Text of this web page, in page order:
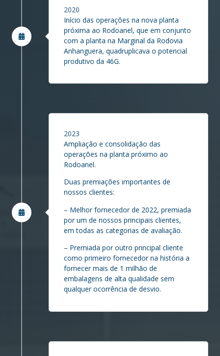
2020
Início das operações na nova planta
próxima ao Rodoanel, que em conjunto
com a planta na Marginal da Rodovia
Anhanguera, quadruplicava o potencial
produtivo da 46G.
2023
Ampliação e consolidação das
operações na planta próximo ao
Rodoanel.
Duas premiações importantes de
nossos clientes:
– Melhor fornecedor de 2022, premiada
por um de nossos principais clientes,
em todas as categorias de avaliação.
– Premiada por outro principal cliente
como primeiro fornecedor na história a
fornecer mais de 1 milhão de
embalagens de alta qualidade sem
qualquer ocorrência de desvio.